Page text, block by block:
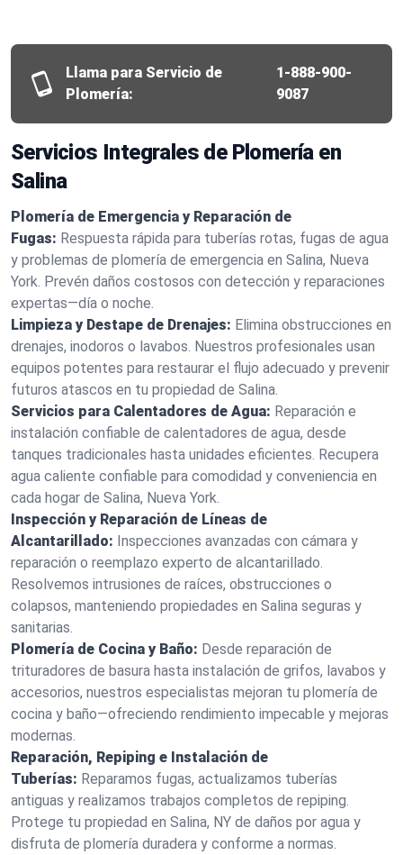
Llama para Servicio de
Plomería:
1-888-900-
9087
Servicios Integrales de Plomería en
Salina
Plomería de Emergencia y Reparación de
Fugas: Respuesta rápida para tuberías rotas, fugas de agua
y problemas de plomería de emergencia en Salina, Nueva
York. Prevén daños costosos con detección y reparaciones
expertas—día o noche.
Limpieza y Destape de Drenajes: Elimina obstrucciones en
drenajes, inodoros o lavabos. Nuestros profesionales usan
equipos potentes para restaurar el flujo adecuado y prevenir
futuros atascos en tu propiedad de Salina.
Servicios para Calentadores de Agua: Reparación e
instalación confiable de calentadores de agua, desde
tanques tradicionales hasta unidades eficientes. Recupera
agua caliente confiable para comodidad y conveniencia en
cada hogar de Salina, Nueva York.
Inspección y Reparación de Líneas de
Alcantarillado: Inspecciones avanzadas con cámara y
reparación o reemplazo experto de alcantarillado.
Resolvemos intrusiones de raíces, obstrucciones o
colapsos, manteniendo propiedades en Salina seguras y
sanitarias.
Plomería de Cocina y Baño: Desde reparación de
trituradores de basura hasta instalación de grifos, lavabos y
accesorios, nuestros especialistas mejoran tu plomería de
cocina y baño—ofreciendo rendimiento impecable y mejoras
modernas.
Reparación, Repiping e Instalación de
Tuberías: Reparamos fugas, actualizamos tuberías
antiguas y realizamos trabajos completos de repiping.
Protege tu propiedad en Salina, NY de daños por agua y
disfruta de plomería duradera y conforme a normas.